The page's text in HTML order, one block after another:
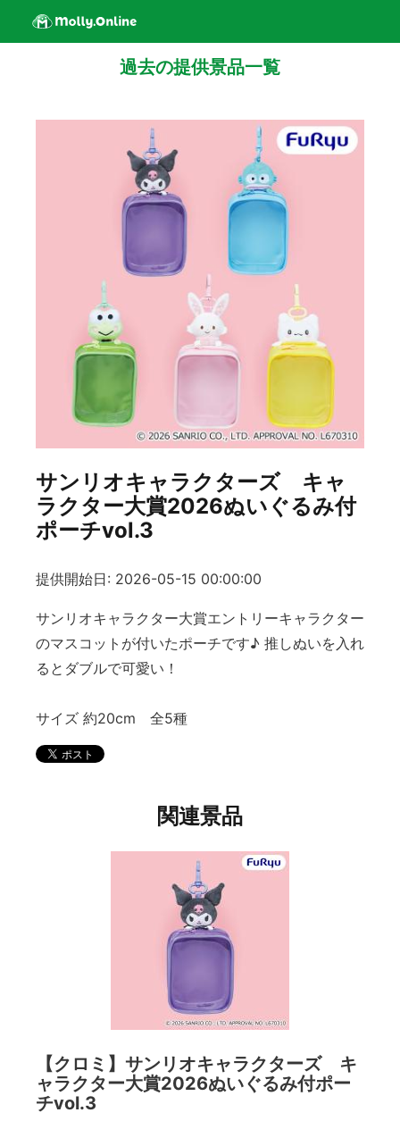
過去の提供景品一覧
サンリオキャラクターズ キャ
ラクター大賞2026ぬいぐるみ付
ポーチvol.3
提供開始日: 2026-05-15 00:00:00
サンリオキャラクター大賞エントリーキャラクター
のマスコットが付いたポーチです♪ 推しぬいを入れ
るとダブルで可愛い！
サイズ 約20cm 全5種
関連景品
【クロミ】サンリオキャラクターズ キ
ャラクター大賞2026ぬいぐるみ付ポー
チvol.3